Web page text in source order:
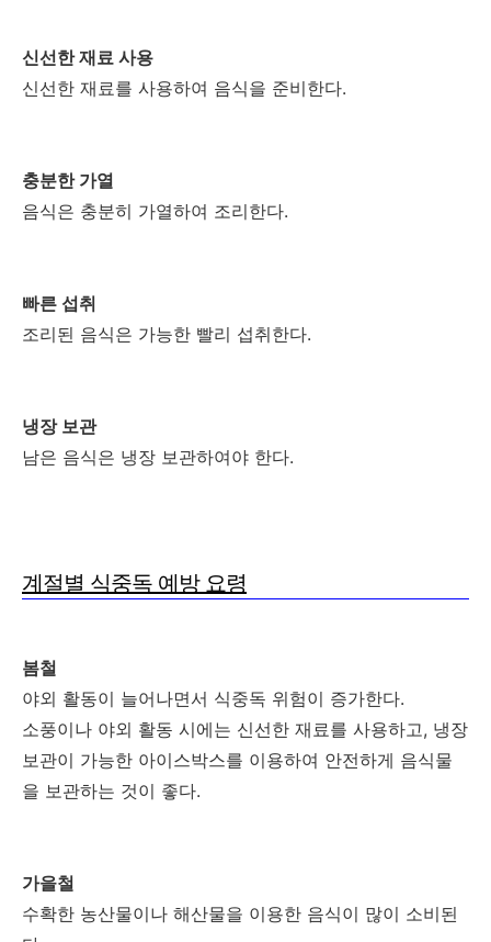
신선한 재료 사용
신선한 재료를 사용하여 음식을 준비한다.
충분한 가열
음식은 충분히 가열하여 조리한다.
빠른 섭취
조리된 음식은 가능한 빨리 섭취한다.
냉장 보관
남은 음식은 냉장 보관하여야 한다.
계절별 식중독 예방 요령
봄철
야외 활동이 늘어나면서 식중독 위험이 증가한다.
소풍이나 야외 활동 시에는 신선한 재료를 사용하고, 냉장
보관이 가능한 아이스박스를 이용하여 안전하게 음식물
을 보관하는 것이 좋다.
가을철
수확한 농산물이나 해산물을 이용한 음식이 많이 소비된